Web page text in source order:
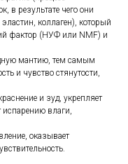
в результате чего они
коллаген), который
фактор (НУФ или NMF) и
мантию, тем самым
и чувство стянутости,
и зуд, укрепляет
испарению влаги,
оказывает